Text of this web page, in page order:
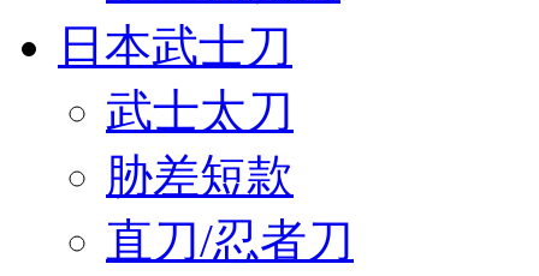
日本武士刀
武士太刀
胁差短款
直刀/忍者刀